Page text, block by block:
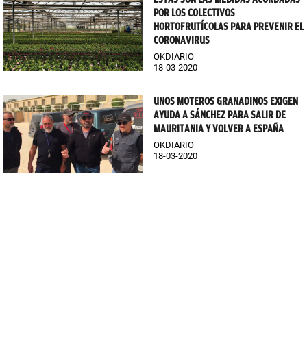
POR LOS COLECTIVOS
HORTOFRUTÍCOLAS PARA PREVENIR EL
CORONAVIRUS
OKDIARIO
18-03-2020
UNOS MOTEROS GRANADINOS EXIGEN
AYUDA A SÁNCHEZ PARA SALIR DE
MAURITANIA Y VOLVER A ESPAÑA
OKDIARIO
18-03-2020